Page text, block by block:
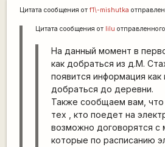
Цитата сообщения от f1\-mishutka
Цитата сообщения от lilu отправленного
На данный момент в
как добраться из д.М.
появится информация как
добраться до деревни.
Также сообщаем вам,
тех , кто поедет на
возможно договорятся с
которые по расписанию